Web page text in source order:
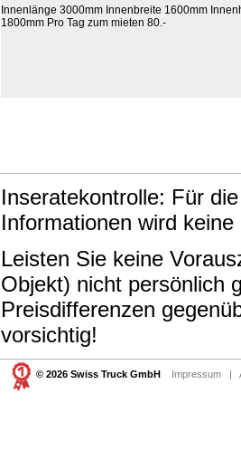
Innenlänge 3000mm Innenbreite 1600mm
1800mm Pro Tag zum mieten 80.-
Inseratekontrolle: Für
Informationen wird
Leisten Sie keine
Objekt) nicht persönlich
Preisdifferenzen
vorsichtig!
© 2026 Swiss Truck GmbH Impressum |